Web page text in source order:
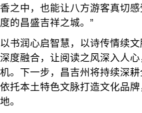
香之中，也能让八方游客真切
度的昌盛吉祥之城。”
以书润心启智慧，以诗传情续
深度融合，让阅读之风深入人
机。下一步，昌吉州将持续深
依托本土特色文脉打造文化品
地。